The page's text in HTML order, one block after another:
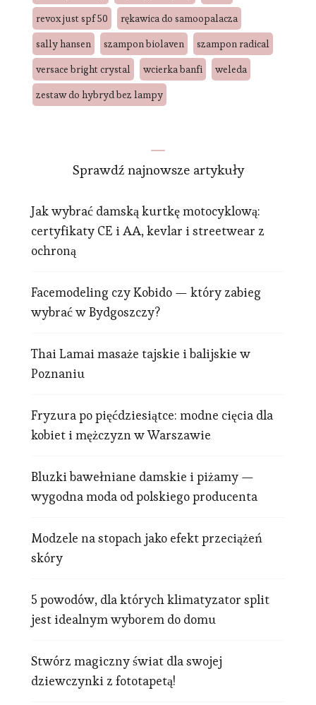
revox just spf 50
rękawica do samoopalacza
sally hansen
szampon biolaven
szampon radical
versace bright crystal
wcierka banfi
weleda
zestaw do hybryd bez lampy
Sprawdź najnowsze artykuły
Jak wybrać damską kurtkę motocyklową:
certyfikaty CE i AA, kevlar i streetwear z
ochroną
Facemodeling czy Kobido — który zabieg
wybrać w Bydgoszczy?
Thai Lamai masaże tajskie i balijskie w
Poznaniu
Fryzura po pięćdziesiątce: modne cięcia dla
kobiet i mężczyzn w Warszawie
Bluzki bawełniane damskie i piżamy —
wygodna moda od polskiego producenta
Modzele na stopach jako efekt przeciążeń
skóry
5 powodów, dla których klimatyzator split
jest idealnym wyborem do domu
Stwórz magiczny świat dla swojej
dziewczynki z fototapetą!